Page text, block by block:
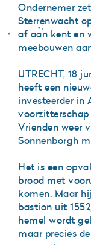
Ondernemer
Sterrenwacht
af aan kent en
meebouwen
UTRECHT, 18
heeft een
investeerder in
Vrienden weer
Sonnenborgh
Het is een
brood met
komen. Maar
bastion uit
hemel wordt
maar precies